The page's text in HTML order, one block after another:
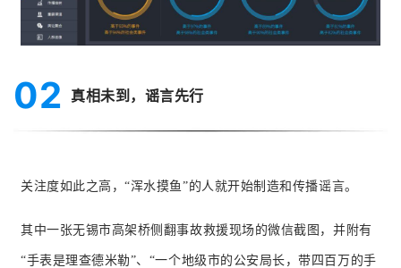
02 真相未到，谣言先行
关注度如此之高，“浑水摸鱼”的人就开始制造和传播谣言。
其中一张无锡市高架桥侧翻事故救援现场的微信截图，并附有
“手表是理查德米勒”、“一个地级市的公安局长，带四百万的手